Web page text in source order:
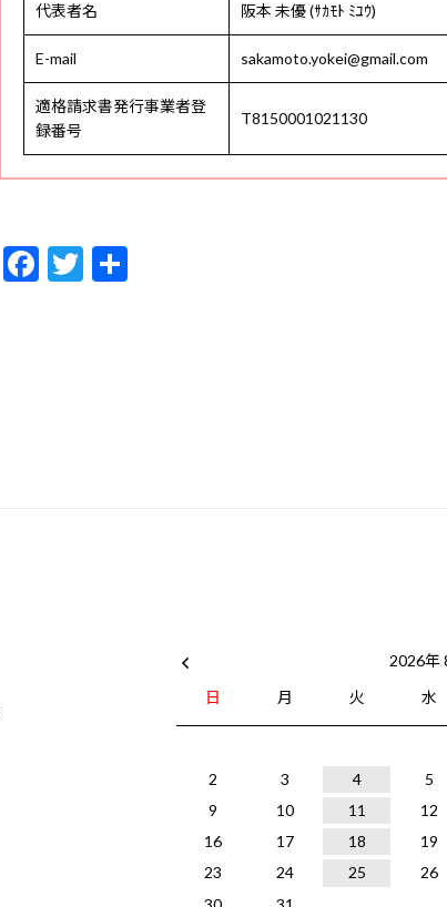
代表者名 阪本 未優 (ｻｶﾓﾄ ﾐﾕｳ)
E-mail sakamoto.yokei@gmail.com
適格請求書発行事業者登
録番号
T8150001021130
F
T
2026年
日
月 火 水
2 3 4
5
9
10 11
12
16
17 18
19
23
24 25
26